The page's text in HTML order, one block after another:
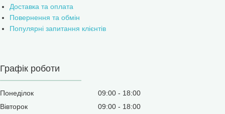
Доставка та оплата
Повернення та обмін
Популярні запитання клієнтів
Графік роботи
Понеділок 09:00
18:00
Вівторок
09:00
18:00